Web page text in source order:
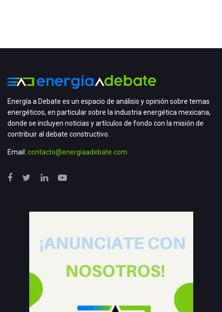
Energía a Debate es un espacio de análisis y opinión sobre temas
energéticos, en particular sobre la industria energética mexicana,
donde se incluyen noticias y artículos de fondo con la misión de
contribuir al debate constructivo.
Email: contacto@energiaadebate.com